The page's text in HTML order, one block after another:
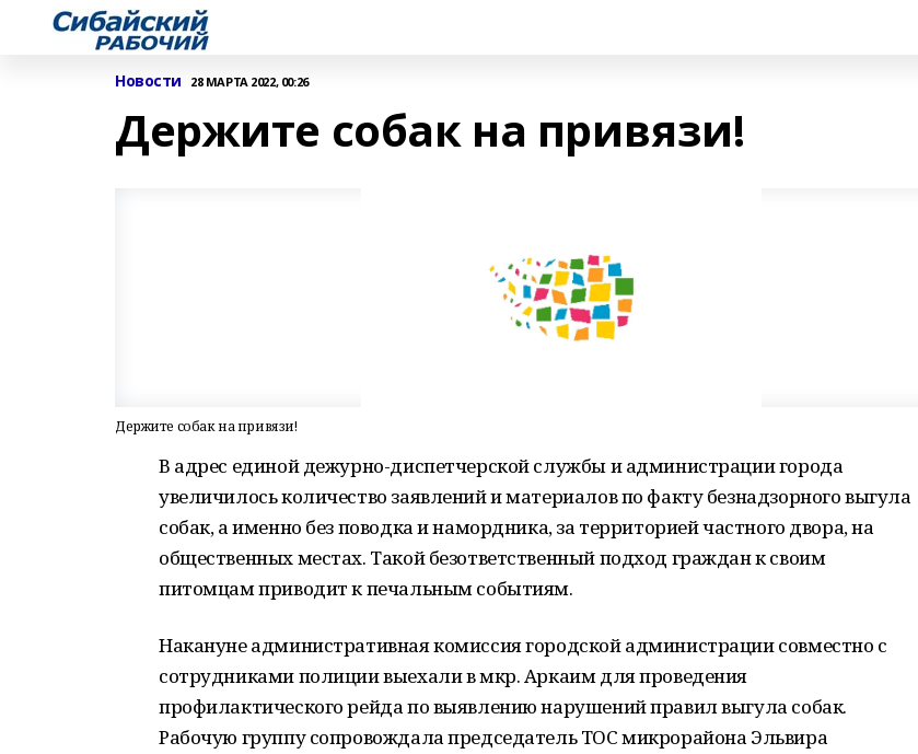
Новости 28 МАРТА 2022, 00:26
Держите собак на привязи!
Держите собак на привязи!
В адрес единой дежурно-диспетчерской службы и администрации города
увеличилось количество заявлений и материалов по факту безнадзорного выгула
собак, а именно без поводка и намордника, за территорией частного двора, на
общественных местах. Такой безответственный подход граждан к своим
питомцам приводит к печальным событиям.
Накануне административная комиссия городской администрации совместно с
сотрудниками полиции выехали в мкр. Аркаим для проведения
профилактического рейда по выявлению нарушений правил выгула собак.
Рабочую группу сопровождала председатель ТОС микрорайона Эльвира